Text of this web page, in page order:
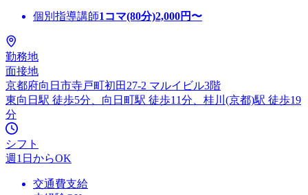
個別指導講師1コマ(80分)2,000円〜
勤務地
面接地
京都府向日市寺戸町初田27-2 マルイビル3階
東向日駅 徒歩5分、向日町駅 徒歩11分、桂川(京都)駅 徒歩19
分
シフト
週1日からOK
交通費支給